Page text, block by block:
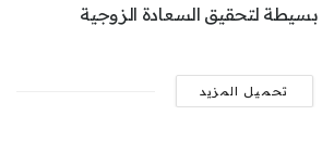
لتحقيق السعادة الزوجية
تحميل المزيد